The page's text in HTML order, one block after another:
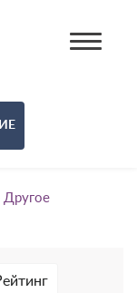
Другое